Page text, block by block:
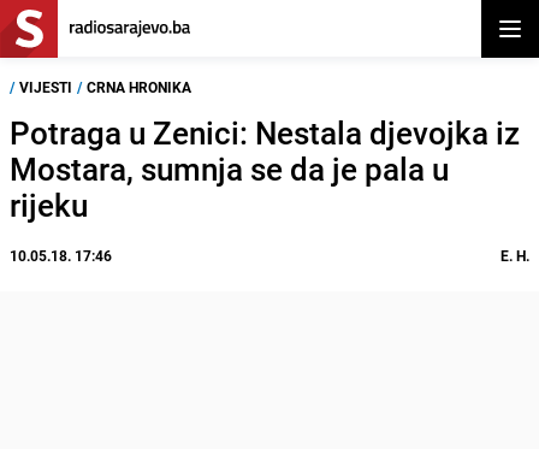
/ VIJESTI / CRNA HRONIKA
Potraga u Zenici: Nestala djevojka iz
Mostara, sumnja se da je pala u
rijeku
10.05.18. 17:46 E. H.